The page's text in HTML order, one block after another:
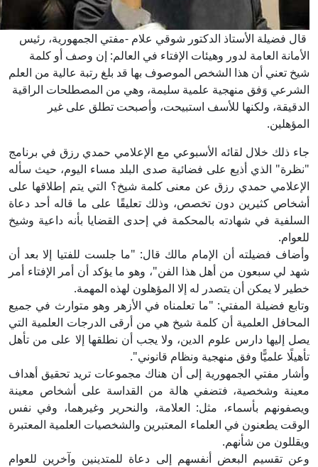
قال فضيلة الأستاذ الدكتور شوقي علام -مفتي الجمهورية، رئيس
الأمانة العامة لدور وهيئات الإفتاء في العالم: إن وصف أو كلمة
شيخ تعني أن هذا الشخص الموصوف بها قد بلغ رتبة عالية من العلم
الشرعي وَفق منهجية علمية سليمة، وهي من المصطلحات الراقية
الدقيقة، ولكنها للأسف استبيحت، وأصبحت تطلق على غير
المؤهلين.
جاء ذلك خلال لقائه الأسبوعي مع الإعلامي حمدي رزق في برنامج
"نظرة" الذي أذيع على فضائية صدى البلد مساء اليوم، حيث سأله
الإعلامي حمدي رزق عن معنى كلمة شيخ؟ التي يتم إطلاقها على
أشخاص كثيرين دون تخصص، وذلك تعليقًا على ما قاله أحد دعاة
السلفية في شهادته بالمحكمة في إحدى القضايا بأنه داعية وشيخ
للعوام.
وأضاف فضيلته أن الإمام مالك قال: "ما جلست للفتيا إلا بعد أن
شهد لي سبعون من أهل هذا الفن"، وهو ما يؤكد أن أمر الإفتاء أمر
خطير لا يمكن أن يتصدر له إلا المؤهلون لهذه المهمة.
وتابع فضيلة المفتي: "ما تعلمناه في الأزهر وهو متوارث في جميع
المحافل العلمية أن كلمة شيخ هي من أرقى الدرجات العلمية التي
يصل إليها دارس علوم الدين، ولا يجب أن نطلقها إلا على من تأهل
تأهيلًا علميًّا وفق منهجية ونظام قانوني".
وأشار مفتي الجمهورية إلى أن هناك مجموعات تريد تحقيق أهداف
معينة وشخصية، فتضفي هالة من القداسة على أشخاص معينة
ويصفونهم بأسماء، مثل: العلامة، والنحرير وغيرهما، وفي نفس
الوقت يطعنون في العلماء المعتبرين والشخصيات العلمية المعتبرة
ويقللون من شأنهم.
وعن تقسيم البعض أنفسهم إلى دعاة للمتدينين وآخرين للعوام